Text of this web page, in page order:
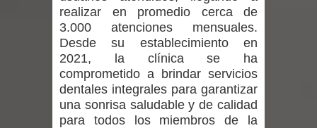
ramas cerca de carpas
Miles llegan a la Plaza de Armas de
Talca en el inicio de la Fiesta del
Chancho 2026
realizar en promedio cerca de
3.000 atenciones mensuales.
Desde su establecimiento en
2021, la clínica se ha
comprometido a brindar servicios
dentales integrales para garantizar
una sonrisa saludable y de calidad
para todos los miembros de la